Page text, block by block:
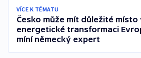
VÍCE K TÉMATU
Česko může mít důležité místo
energetické transformaci
míní německý expert